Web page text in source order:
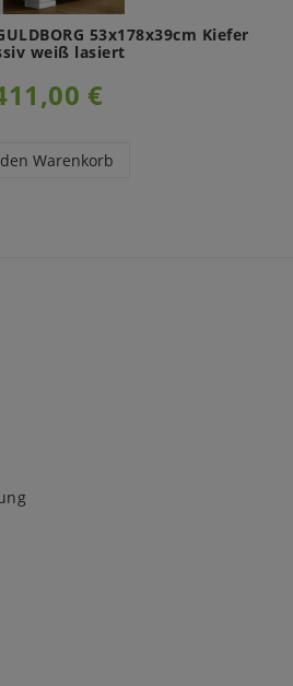
53x178x39cm Kiefer
weiß lasiert
€
Warenkorb